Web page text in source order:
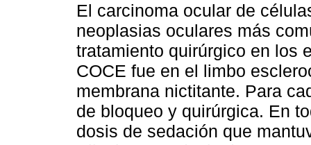
El carcinoma ocular de
neoplasias oculares más
tratamiento quirúrgico en los
COCE fue en el limbo
membrana nictitante. Para
de bloqueo y quirúrgica. En
dosis de sedación que